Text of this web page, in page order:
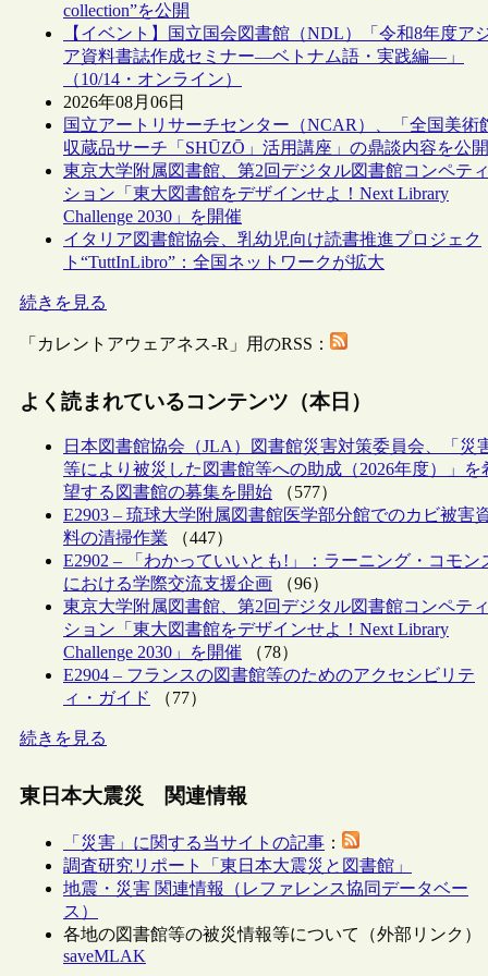
collection”を公開
【イベント】国立国会図書館（NDL）「令和8年度ア
ア資料書誌作成セミナー―ベトナム語・実践編―」
（10/14・オンライン）
2026年08月06日
国立アートリサーチセンター（NCAR）、「全国美術
収蔵品サーチ「SHŪZŌ」活用講座」の鼎談内容を公開
東京大学附属図書館、第2回デジタル図書館コンペティ
ション「東大図書館をデザインせよ！Next Library
Challenge 2030」を開催
イタリア図書館協会、乳幼児向け読書推進プロジェク
ト“TuttInLibro”：全国ネットワークが拡大
続きを見る
「カレントアウェアネス-R」用のRSS：
よく読まれているコンテンツ（本日）
日本図書館協会（JLA）図書館災害対策委員会、「災
等により被災した図書館等への助成（2026年度）」を
望する図書館の募集を開始 （577）
E2903 – 琉球大学附属図書館医学部分館でのカビ被害
料の清掃作業 （447）
E2902 – 「わかっていいとも!」：ラーニング・コモン
における学際交流支援企画 （96）
東京大学附属図書館、第2回デジタル図書館コンペティ
ション「東大図書館をデザインせよ！Next Library
Challenge 2030」を開催 （78）
E2904 – フランスの図書館等のためのアクセシビリテ
ィ・ガイド
（77）
続きを見る
東日本大震災 関連情報
「災害」に関する当サイトの記事 ：
調査研究リポート「東日本大震災と図書館」
地震・災害 関連情報（レファレンス協同データベー
ス）
各地の図書館等の被災情報等について（外部リンク）
saveMLAK